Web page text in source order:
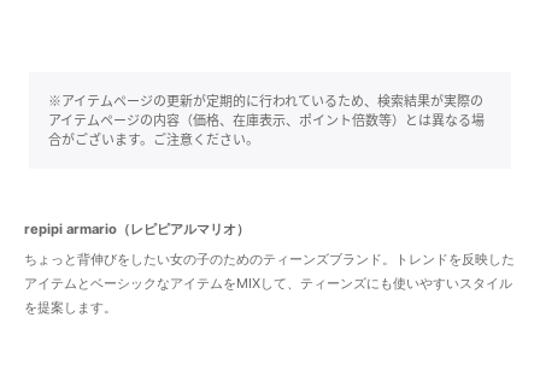
※アイテムページの更新が定期的に行われているため、検索結果が実際の
アイテムページの内容（価格、在庫表示、ポイント倍数等）とは異なる場
合がございます。ご注意ください。
repipi armario（レピピアルマリオ）
ちょっと背伸びをしたい女の子のためのティーンズブランド。トレンドを反映した
アイテムとベーシックなアイテムをMIXして、ティーンズにも使いやすいスタイル
を提案します。